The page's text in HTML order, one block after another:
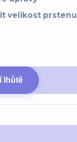
velikost prstenu
lhůtě